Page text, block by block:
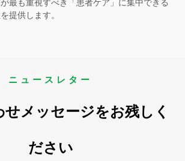
最も重視すべき「患者ケア」に集中できる
提供します。
ニュースレター
せメッセージをお残しく
ださい